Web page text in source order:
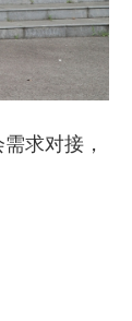
求对接，